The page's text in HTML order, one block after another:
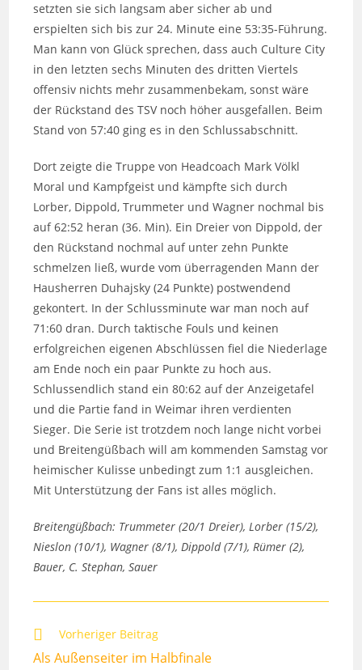
setzten sie sich langsam aber sicher ab und
erspielten sich bis zur 24. Minute eine 53:35-Führung.
Man kann von Glück sprechen, dass auch Culture City
in den letzten sechs Minuten des dritten Viertels
offensiv nichts mehr zusammenbekam, sonst wäre
der Rückstand des TSV noch höher ausgefallen. Beim
Stand von 57:40 ging es in den Schlussabschnitt.
Dort zeigte die Truppe von Headcoach Mark Völkl
Moral und Kampfgeist und kämpfte sich durch
Lorber, Dippold, Trummeter und Wagner nochmal bis
auf 62:52 heran (36. Min). Ein Dreier von Dippold, der
den Rückstand nochmal auf unter zehn Punkte
schmelzen ließ, wurde vom überragenden Mann der
Hausherren Duhajsky (24 Punkte) postwendend
gekontert. In der Schlussminute war man noch auf
71:60 dran. Durch taktische Fouls und keinen
erfolgreichen eigenen Abschlüssen fiel die Niederlage
am Ende noch ein paar Punkte zu hoch aus.
Schlussendlich stand ein 80:62 auf der Anzeigetafel
und die Partie fand in Weimar ihren verdienten
Sieger. Die Serie ist trotzdem noch lange nicht vorbei
und Breitengüßbach will am kommenden Samstag vor
heimischer Kulisse unbedingt zum 1:1 ausgleichen.
Mit Unterstützung der Fans ist alles möglich.
Breitengüßbach: Trummeter (20/1 Dreier), Lorber (15/2),
Nieslon (10/1), Wagner (8/1), Dippold (7/1), Rümer (2),
Bauer, C. Stephan, Sauer
Weitere
Artikel
ansehen
Vorheriger Beitrag
Als Außenseiter im Halbfinale